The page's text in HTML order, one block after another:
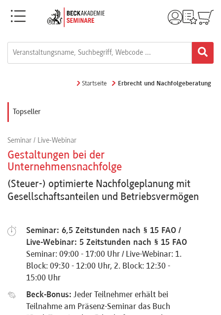
Menü
Webinare
e-
Learnings
Referenten
Kontakt
Startseite Erbrecht und Nachfolgeberatung
Topseller
Seminar / Live-Webinar
Gestaltungen bei der
Unternehmensnachfolge
(Steuer-) optimierte Nachfolgeplanung mit
Gesellschaftsanteilen und Betriebsvermögen
Seminar: 6,5 Zeitstunden nach § 15 FAO /
Live-Webinar: 5 Zeitstunden nach § 15 FAO
Seminar: 09:00 - 17:00 Uhr / Live-Webinar: 1.
Block: 09:30 - 12:00 Uhr, 2. Block: 12:30 -
15:00 Uhr
Beck-Bonus: Jeder Teilnehmer erhält bei
Teilnahme am Präsenz-Seminar das Buch